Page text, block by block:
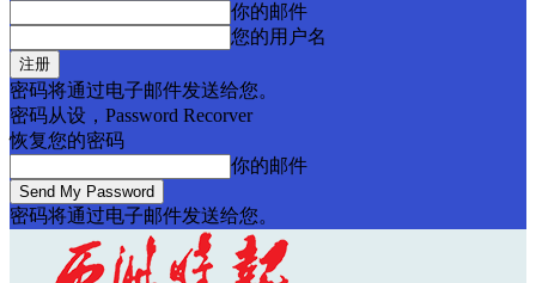
你的邮件
您的用户名
密码将通过电子邮件发送给您。
密码从设，Password Recorver
恢复您的密码
你的邮件
密码将通过电子邮件发送给您。